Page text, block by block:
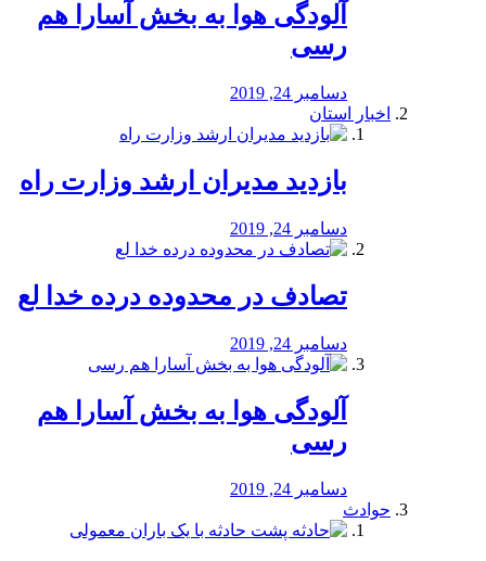
آلودگی هوا به بخش آسارا هم
رسی
دسامبر 24, 2019
اخبار استان
بازدید مدیران ارشد وزارت راه
دسامبر 24, 2019
تصادف در محدوده درده خدا لع
دسامبر 24, 2019
آلودگی هوا به بخش آسارا هم
رسی
دسامبر 24, 2019
حوادث